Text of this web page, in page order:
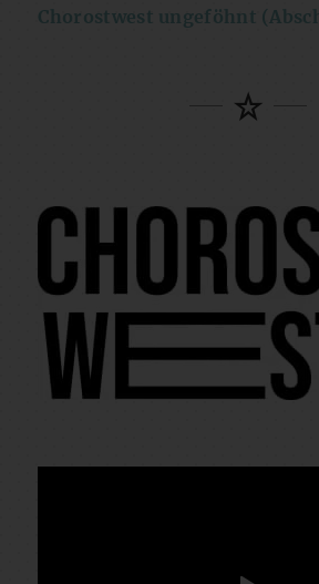
Chorostwest ungeföhnt